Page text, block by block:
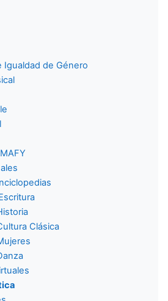
Igualdad de Género
Clásica